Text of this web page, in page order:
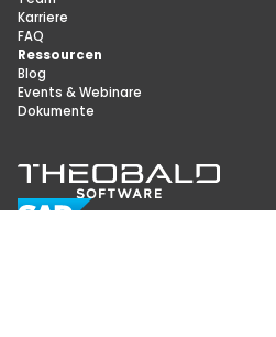
Karriere
FAQ
Ressourcen
Blog
Events & Webinare
Dokumente